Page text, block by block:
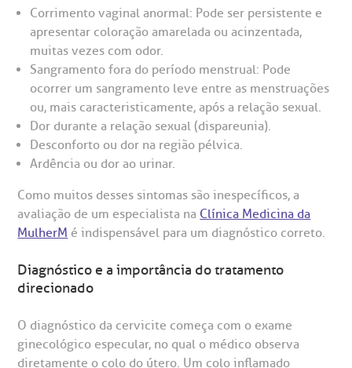
Corrimento vaginal anormal: Pode ser persistente e
apresentar coloração amarelada ou acinzentada,
muitas vezes com odor.
Sangramento fora do período menstrual: Pode
ocorrer um sangramento leve entre as menstruações
ou, mais caracteristicamente, após a relação sexual.
Dor durante a relação sexual (dispareunia).
Desconforto ou dor na região pélvica.
Ardência ou dor ao urinar.
Como muitos desses sintomas são inespecíficos, a
avaliação de um especialista na Clínica Medicina da
MulherM é indispensável para um diagnóstico correto.
Diagnóstico e a importância do tratamento
direcionado
O diagnóstico da cervicite começa com o exame
ginecológico especular, no qual o médico observa
diretamente o colo do útero. Um colo inflamado